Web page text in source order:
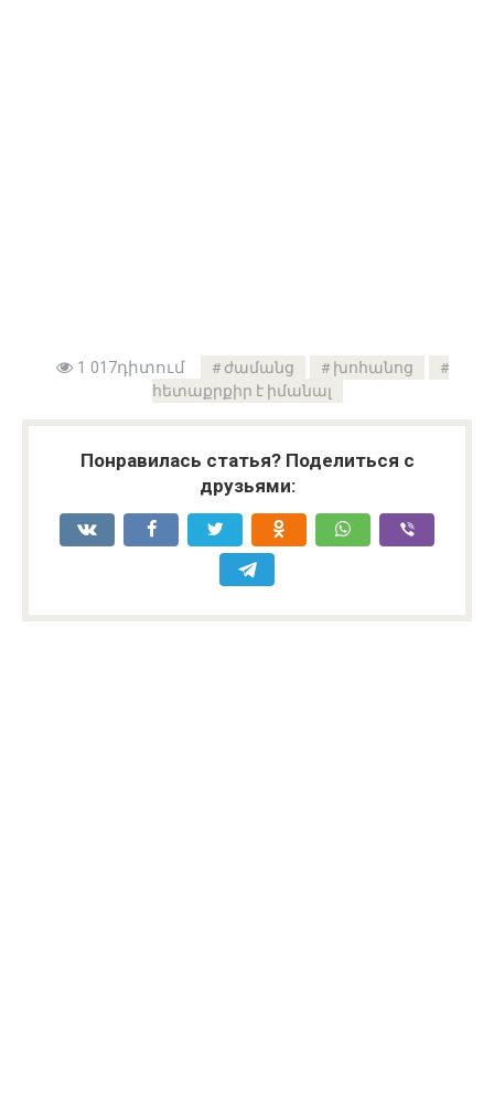
1 017դիտում ժամանց
խոհանոց
հետաքրքիր է իմանալ
Понравилась статья? Поделиться с
друзьями: